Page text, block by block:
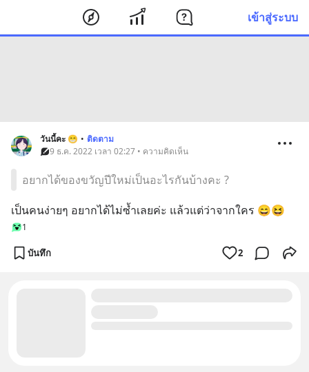
เข้าสู่ระบบ
วันนี้คะ 😁 • ติดตาม
9 ธ.ค. 2022 เวลา 02:27 • ความคิดเห็น
อยากได้ของขวัญปีใหม่เป็นอะไรกันบ้างคะ ?
เป็นคนง่ายๆ อยากได้ไม่ซ้ำเลยค่ะ แล้วแต่ว่าจากใคร 😄😆
1
บันทึก 2